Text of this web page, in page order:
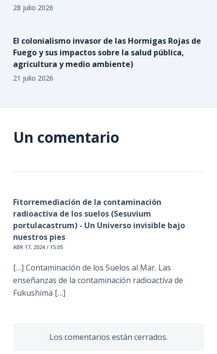
28 julio 2026
El colonialismo invasor de las Hormigas Rojas de
Fuego y sus impactos sobre la salud pública,
agricultura y medio ambiente)
21 julio 2026
Un comentario
Fitorremediación de la contaminación
radioactiva de los suelos (Sesuvium
portulacastrum) - Un Universo invisible bajo
nuestros pies
ABR 17, 2024 / 15:05
[…] Contaminación de los Suelos al Mar. Las
enseñanzas de la contaminación radioactiva de
Fukushima […]
Los comentarios están cerrados.